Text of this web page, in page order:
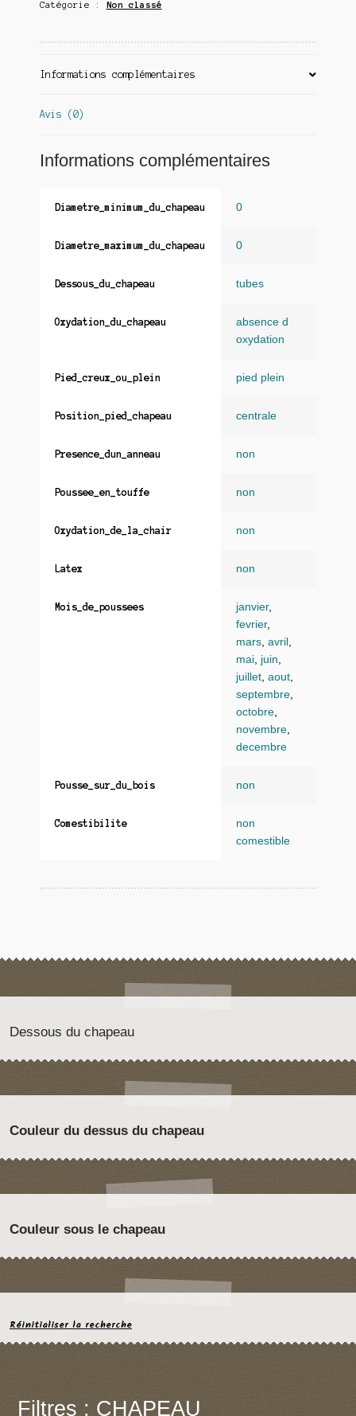
Catégorie : Non classé
Informations complémentaires
Avis (0)
Informations complémentaires
Diametre_minimum_du_chapeau 0
Diametre_maximum_du_chapeau 0
Dessous_du_chapeau tubes
Oxydation_du_chapeau
absence d
oxydation
Pied_creux_ou_plein pied plein
Position_pied_chapeau centrale
Presence_dun_anneau non
Poussee_en_touffe non
Oxydation_de_la_chair non
Latex non
Mois_de_poussees janvier,
fevrier,
mars, avril ,
mai, juin,
juillet, aout,
septembre,
octobre,
novembre,
decembre
Pousse_sur_du_bois non
Comestibilite
non
comestible
Dessous du chapeau
Couleur du dessus du chapeau
Couleur sous le chapeau
Réinitialiser la recherche
Filtres : CHAPEAU